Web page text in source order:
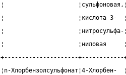
¦
¦                     ¦кислота
¦
¦                     ¦ниловая
+---------------------+------------
¦n-Хлорбензолсульфонат¦4-